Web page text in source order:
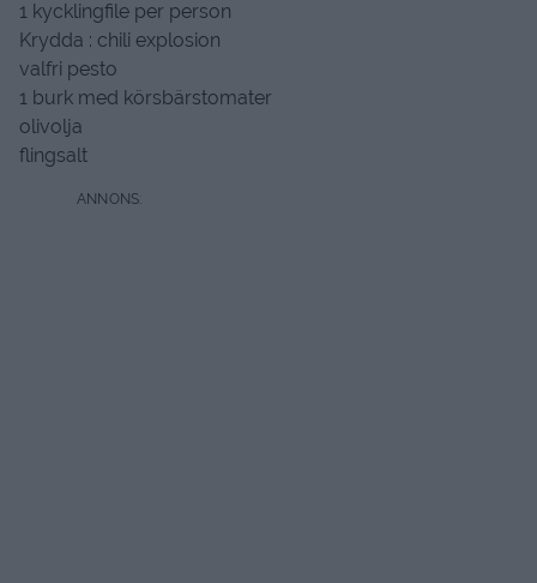
1 kycklingfile per person
Krydda : chili explosion
valfri pesto
1 burk med körsbärstomater
olivolja
flingsalt